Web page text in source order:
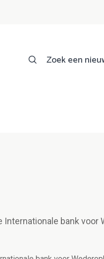
Zoek een
bank voor